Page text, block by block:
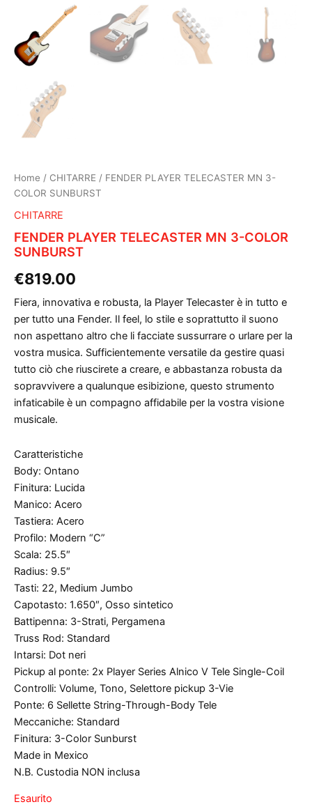
Home / CHITARRE / FENDER PLAYER TELECASTER MN 3-
COLOR SUNBURST
CHITARRE
FENDER PLAYER TELECASTER MN 3-COLOR
SUNBURST
€819.00
Fiera, innovativa e robusta, la Player Telecaster è in tutto e
per tutto una Fender. Il feel, lo stile e soprattutto il suono
non aspettano altro che li facciate sussurrare o urlare per la
vostra musica. Sufficientemente versatile da gestire quasi
tutto ciò che riuscirete a creare, e abbastanza robusta da
sopravvivere a qualunque esibizione, questo strumento
infaticabile è un compagno affidabile per la vostra visione
musicale.
Caratteristiche
Body: Ontano
Finitura: Lucida
Manico: Acero
Tastiera: Acero
Profilo: Modern “C”
Scala: 25.5″
Radius: 9.5″
Tasti: 22, Medium Jumbo
Capotasto: 1.650″, Osso sintetico
Battipenna: 3-Strati, Pergamena
Truss Rod: Standard
Intarsi: Dot neri
Pickup al ponte: 2x Player Series Alnico V Tele Single-Coil
Controlli: Volume, Tono, Selettore pickup 3-Vie
Ponte: 6 Sellette String-Through-Body Tele
Meccaniche: Standard
Finitura: 3-Color Sunburst
Made in Mexico
N.B. Custodia NON inclusa
Esaurito